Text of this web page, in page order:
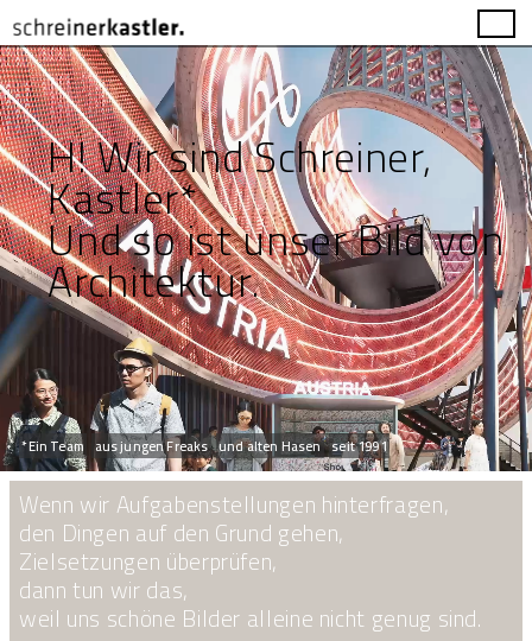
H! Wir sind Schreiner,
Kastler*
Und so ist unser Bild von
Architektur.
*Ein Team aus jungen Freaks und alten Hasen seit 1991
Wenn wir Aufgabenstellungen hinterfragen,
den Dingen auf den Grund gehen,
Zielsetzungen überprüfen,
dann tun wir das,
weil uns schöne Bilder alleine nicht genug sind.